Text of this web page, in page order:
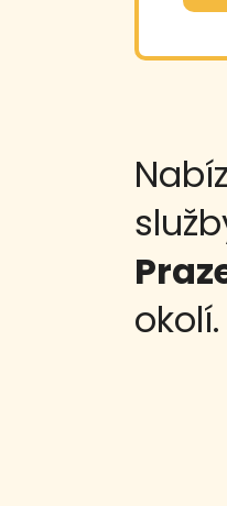
okolí.